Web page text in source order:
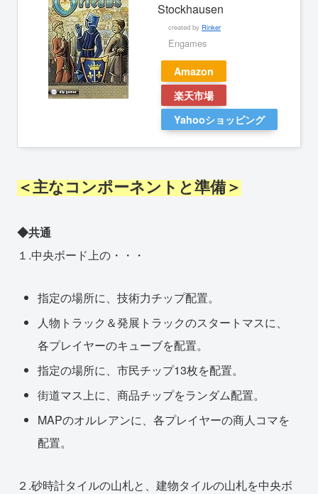
Stockhausen
created by Rinker
Engames
Amazon
楽天市場
Yahooショッピング
＜主なコンポーネントと準備＞
◆共通
１.中央ボード上の・・・
指定の場所に、技術力チップ配置。
人物トラック＆発展トラックのスタートマスに、
各プレイヤーのキューブを配置。
指定の場所に、市民チップ13枚を配置。
街道マス上に、商品チップをランダム配置。
MAPのオルレアンに、各プレイヤーの商人コマを
配置。
２.砂時計タイルの山札と、建物タイルの山札を中央ボ